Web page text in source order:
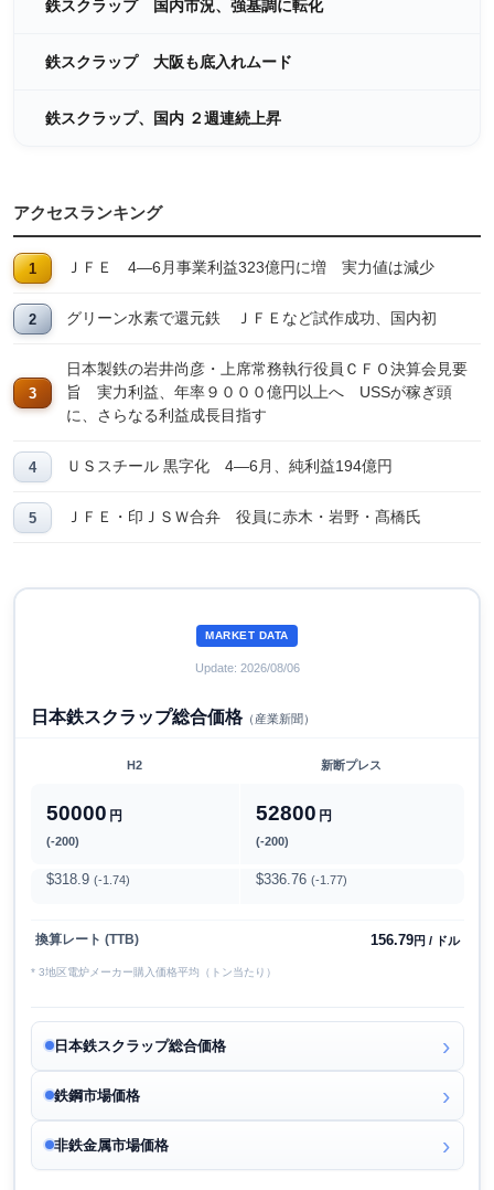
鉄スクラップ 国内市況、強基調に転化
鉄スクラップ 大阪も底入れムード
鉄スクラップ、国内 ２週連続上昇
アクセスランキング
ＪＦＥ 4―6月事業利益323億円に増 実力値は減少
グリーン水素で還元鉄 ＪＦＥなど試作成功、国内初
日本製鉄の岩井尚彦・上席常務執行役員ＣＦＯ決算会見要
旨 実力利益、年率９０００億円以上へ USSが稼ぎ頭
に、さらなる利益成長目指す
ＵＳスチール 黒字化 4―6月、純利益194億円
ＪＦＥ・印ＪＳＷ合弁 役員に赤木・岩野・髙橋氏
MARKET DATA
Update: 2026/08/06
日本鉄スクラップ総合価格（産業新聞）
H2 新断プレス
50000 円
(-200)
52800 円
(-200)
$318.9 (-1.74) $336.76 (-1.77)
換算レート (TTB) 156.79円 / ドル
* 3地区電炉メーカー購入価格平均（トン当たり）
日本鉄スクラップ総合価格
鉄鋼市場価格
非鉄金属市場価格